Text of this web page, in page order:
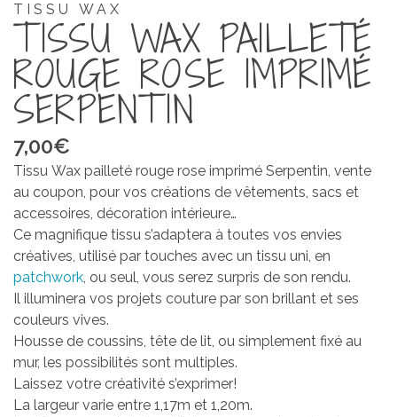
TISSU WAX
TISSU WAX PAILLETÉ
ROUGE ROSE IMPRIMÉ
SERPENTIN
7,00€
Tissu Wax pailleté rouge rose imprimé Serpentin, vente
au coupon, pour vos créations de vêtements, sacs et
accessoires, décoration intérieure…
Ce magnifique tissu s’adaptera à toutes vos envies
créatives, utilisé par touches avec un tissu uni, en
patchwork, ou seul, vous serez surpris de son rendu.
Il illuminera vos projets couture par son brillant et ses
couleurs vives.
Housse de coussins, tête de lit, ou simplement fixé au
mur, les possibilités sont multiples.
Laissez votre créativité s’exprimer!
La largeur varie entre 1,17m et 1,20m.